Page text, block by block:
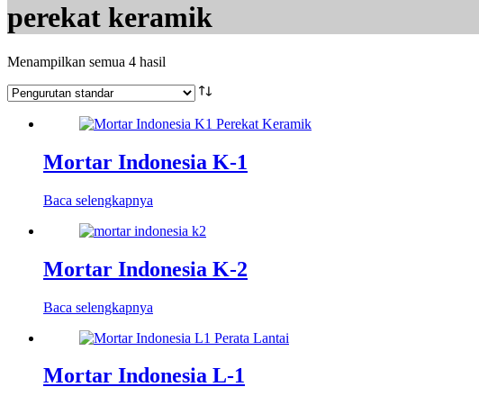
perekat keramik
Menampilkan semua 4 hasil
Mortar Indonesia K-1
Baca selengkapnya
Mortar Indonesia K-2
Baca selengkapnya
Mortar Indonesia L-1